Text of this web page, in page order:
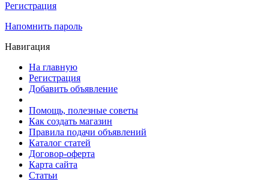
Регистрация
Напомнить пароль
Навигация
На главную
Регистрация
Добавить объявление
Помощь, полезные советы
Как создать магазин
Правила подачи объявлений
Каталог статей
Договор-оферта
Карта сайта
Статьи